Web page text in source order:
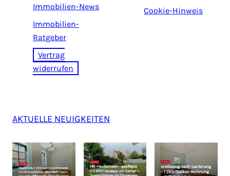
Immobilien-News
Immobilien-
Ratgeber
Vertrag
widerrufen
Cookie-Hinweis
AKTUELLE NEUIGKEITEN